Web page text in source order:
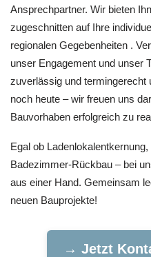
Ansprechpartner. Wir bieten
zugeschnitten auf Ihre
regionalen Gegebenheiten .
unser Engagement und unser
zuverlässig und termingerecht
noch heute – wir freuen uns
Bauvorhaben erfolgreich zu
Egal ob
Badezimmer-Rückbau – bei
aus einer Hand. Gemeinsam
neuen Bauprojekte!
→ Jetzt